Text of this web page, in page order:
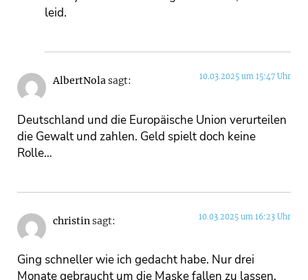
leid.
AlbertNolasagt: 10.03.2025 um 15:47 Uhr
Deutschland und die Europäische Union verurteilen
die Gewalt und zahlen. Geld spielt doch keine
Rolle…
christinsagt: 10.03.2025 um 16:23 Uhr
Ging schneller wie ich gedacht habe. Nur drei
Monate gebraucht um die Maske fallen zu lassen.